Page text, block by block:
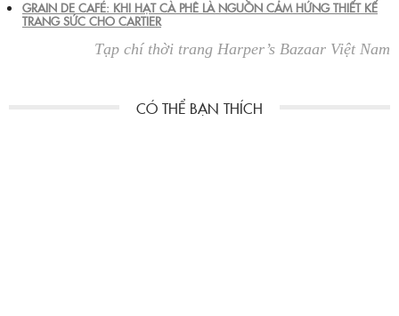
GRAIN DE CAFÉ: KHI HẠT CÀ PHÊ LÀ NGUỒN CẢM HỨNG THIẾT KẾ
TRANG SỨC CHO CARTIER
Tạp chí thời trang Harper’s Bazaar Việt Nam